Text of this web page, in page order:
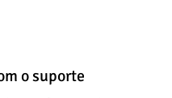
o suporte